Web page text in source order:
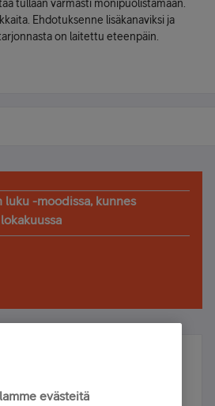
tullaan varmasti monipuolistamaan.
Ehdotuksenne lisäkanaviksi ja
on laitettu eteenpäin.
luku -moodissa, kunnes
ja voita!
ja olet mukana arvonnassa.
evästeitä